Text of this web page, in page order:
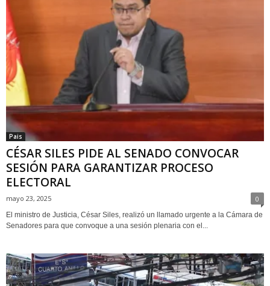
Pais
CÉSAR SILES PIDE AL SENADO CONVOCAR
SESIÓN PARA GARANTIZAR PROCESO
ELECTORAL
mayo 23, 2025 0
El ministro de Justicia, César Siles, realizó un llamado urgente a la Cámara de
Senadores para que convoque a una sesión plenaria con el...